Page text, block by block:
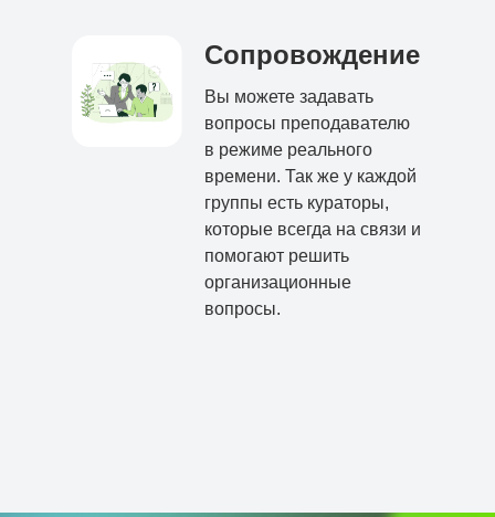
Сопровождение
Вы можете задавать
вопросы преподавателю
в режиме реального
времени. Так же у каждой
группы есть кураторы,
которые всегда на связи и
помогают решить
организационные
вопросы.